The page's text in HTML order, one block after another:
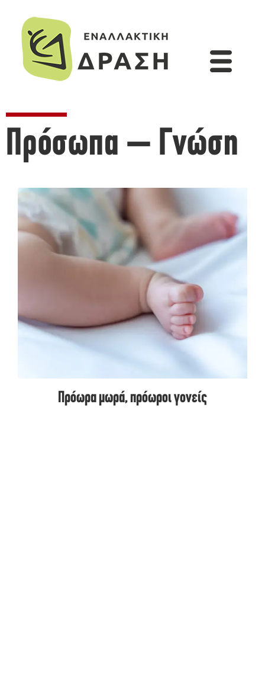
Πρόσωπα – Γνώση
Πρόωρα μωρά, πρόωροι γονείς